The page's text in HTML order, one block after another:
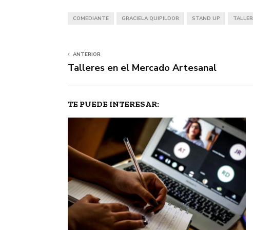
COMEDIANTE GRACIELA QUIPILDOR STAND UP TALLER
ANTERIOR
Talleres en el Mercado Artesanal
TE PUEDE INTERESAR: